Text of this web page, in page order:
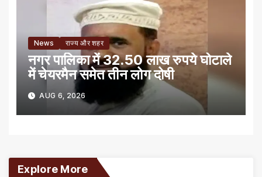
News राज्य और शहर
नगर पालिका में 32.50 लाख रुपये घोटाले
में चेयरमैन समेत तीन लोग दोषी
AUG 6, 2026
Explore More